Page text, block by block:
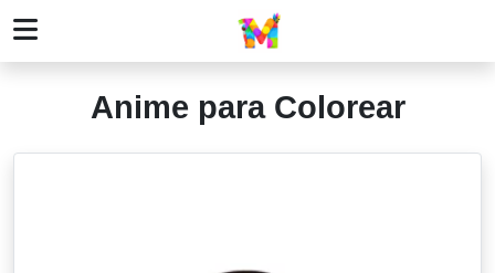
Anime para Colorear